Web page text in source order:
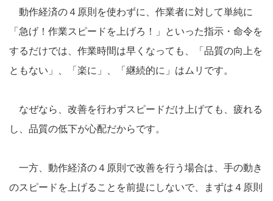
動作経済の４原則を使わずに、作業者に対して単純に
「急げ！作業スピードを上げろ！」といった指示・命令を
するだけでは、作業時間は早くなっても、「品質の向上を
ともない」、「楽に」、「継続的に」はムリです。
なぜなら、改善を行わずスピードだけ上げても、疲れる
し、品質の低下が心配だからです。
一方、動作経済の４原則で改善を行う場合は、手の動き
のスピードを上げることを前提にしないで、まずは４原則